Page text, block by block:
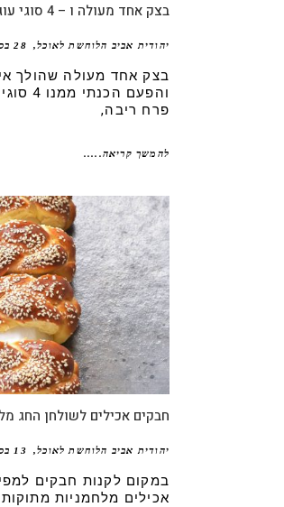
בצק אחד מעולה ו – 4 סוגי עוגיות
יהודית אביב הלוחשת לאוכל 28 בספטמבר 2025
בצק אחד מעולה שהולך
והפעם
פרח ריבה,
להמשך קריאה.....
חבקים אכילים לשולחן החג
יהודית אביב הלוחשת לאוכל 13 בספטמבר 2025
במקום לקנות חבקים
אכילים מלחמניות